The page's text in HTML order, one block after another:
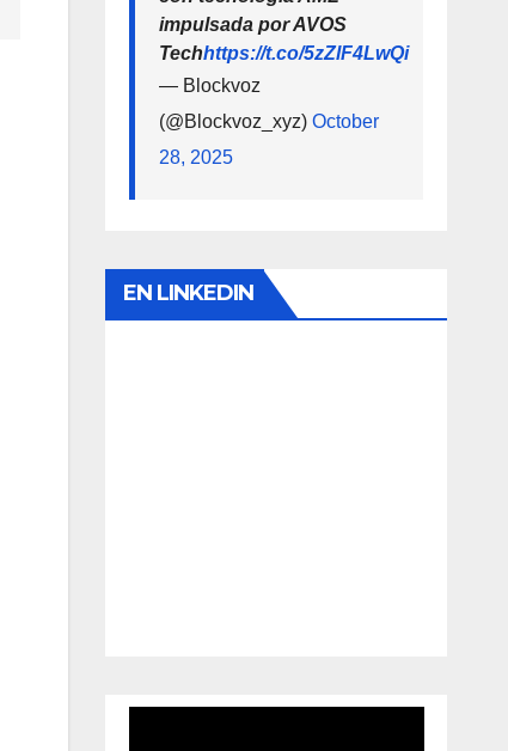
impulsada por AVOS
Techhttps://t.co/5zZlF4LwQi
— Blockvoz
(@Blockvoz_xyz) October
28, 2025
EN LINKEDIN